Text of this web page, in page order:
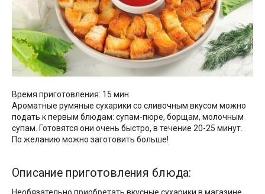
Время приготовления: 15 мин
Ароматные румяные сухарики со сливочным вкусом можно
подать к первым блюдам: супам-пюре, борщам, молочным
супам. Готовятся они очень быстро, в течение 20-25 минут.
По желанию можно заготовить больше!
Описание приготовления блюда:
Необязательно приобретать вкусные сухарики в магазине,